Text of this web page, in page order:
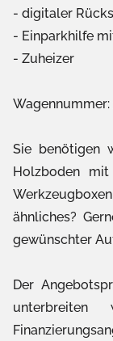
digitaler
Einparkhilfe
Zuheizer
Wagennummer:
Sie benötigen
Holzboden mit
ähnliches?
gewünschter
Der